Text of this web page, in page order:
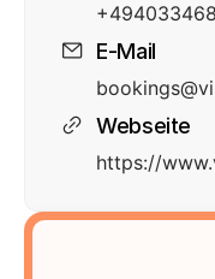
E-Mail
Webseite
https://